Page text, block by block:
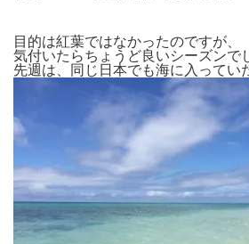
目的は紅葉ではなかったのですが、
気付いたらちょうど良いシーズンで
先週は、同じ日本でも海に入ってい